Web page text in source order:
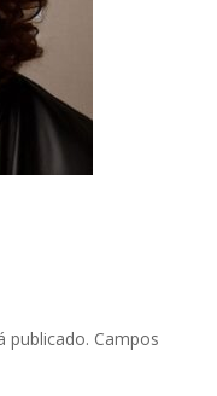
publicado. Campos